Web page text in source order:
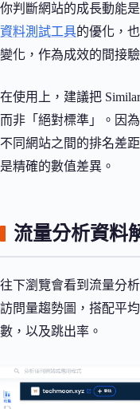
你判斷網站的成長動能
資料測試工具的優化，
變化，作為成效的間接驗
在使用上，建議把
而非「絕對標準」。因
不同網站之間的排名差
是精確的數值差異。
流量分析資料
往下瀏覽會看到流量分
訪問量趨勢圖，搭配平
數，以及跳出率。